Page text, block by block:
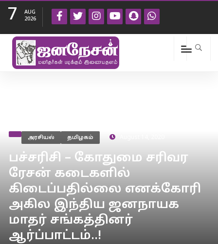
7
AUG
2026
அரசியல் தமிழகம்
பச்சரிசி – கோதுமை சரிவர
ரேசன் கடைகளில்
கிடைப்பதில்லை எனக்கோரி
அகில இந்திய ஜனநாயக
மாதர் சங்கத்தினர்
ஆர்ப்பாட்டம்..!